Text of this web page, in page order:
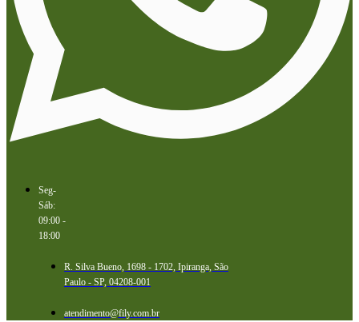
Seg-
Sáb:
09:00 -
18:00
R. Silva Bueno, 1698 - 1702, Ipiranga, São
Paulo - SP, 04208-001
atendimento@fily.com.br